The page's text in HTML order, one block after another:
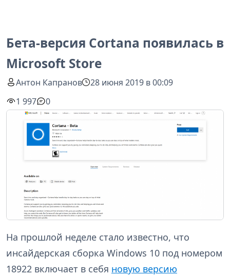
Бета-версия Cortana появилась в
Microsoft Store
Антон Капранов
28 июня 2019 в 00:09
1 997
0
На прошлой неделе стало известно, что
инсайдерская сборка Windows 10 под номером
18922 включает в себя новую версию